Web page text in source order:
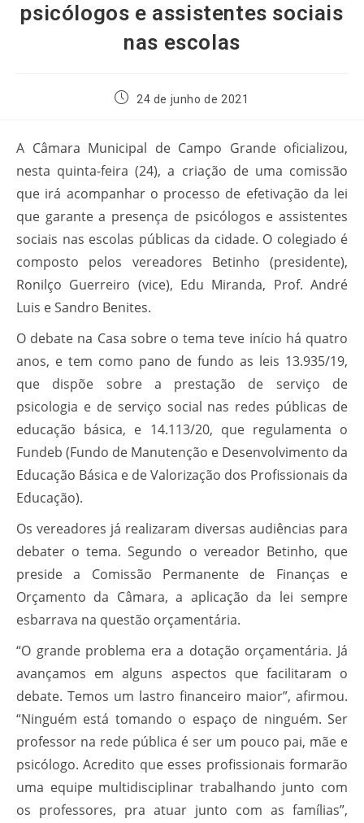
psicólogos e assistentes sociais
nas escolas
24 de junho de 2021
A Câmara Municipal de Campo Grande oficializou,
nesta quinta-feira (24), a criação de uma comissão
que irá acompanhar o processo de efetivação da lei
que garante a presença de psicólogos e assistentes
sociais nas escolas públicas da cidade. O colegiado é
composto pelos vereadores Betinho (presidente),
Ronilço Guerreiro (vice), Edu Miranda, Prof. André
Luis e Sandro Benites.
O debate na Casa sobre o tema teve início há quatro
anos, e tem como pano de fundo as leis 13.935/19,
que dispõe sobre a prestação de serviço de
psicologia e de serviço social nas redes públicas de
educação básica, e 14.113/20, que regulamenta o
Fundeb (Fundo de Manutenção e Desenvolvimento da
Educação Básica e de Valorização dos Profissionais da
Educação).
Os vereadores já realizaram diversas audiências para
debater o tema. Segundo o vereador Betinho, que
preside a Comissão Permanente de Finanças e
Orçamento da Câmara, a aplicação da lei sempre
esbarrava na questão orçamentária.
“O grande problema era a dotação orçamentária. Já
avançamos em alguns aspectos que facilitaram o
debate. Temos um lastro financeiro maior”, afirmou.
“Ninguém está tomando o espaço de ninguém. Ser
professor na rede pública é ser um pouco pai, mãe e
psicólogo. Acredito que esses profissionais formarão
uma equipe multidisciplinar trabalhando junto com
os professores, pra atuar junto com as famílias”,